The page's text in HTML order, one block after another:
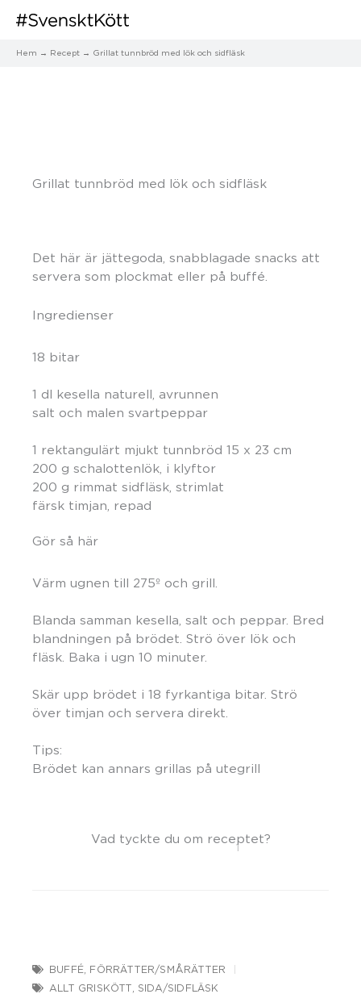
Hem Recept Grillat tunnbröd med lök och sidfläsk
Grillat tunnbröd med lök och sidfläsk
Det här är jättegoda, snabblagade snacks att
servera som plockmat eller på buffé.
Ingredienser
18 bitar
1 dl kesella naturell, avrunnen
salt och malen svartpeppar
1 rektangulärt mjukt tunnbröd 15 x 23 cm
200 g schalottenlök, i klyftor
200 g rimmat sidfläsk, strimlat
färsk timjan, repad
Gör så här
Värm ugnen till 275º och grill.
Blanda samman kesella, salt och peppar. Bred
blandningen på brödet. Strö över lök och
fläsk. Baka i ugn 10 minuter.
Skär upp brödet i 18 fyrkantiga bitar. Strö
över timjan och servera direkt.
Tips:
Brödet kan annars grillas på utegrill
Vad tyckte du om receptet?
1
BUFFÉ
FÖRRÄTTER/SMÅRÄTTER
ALLT GRISKÖTT
SIDA/SIDFLÄSK